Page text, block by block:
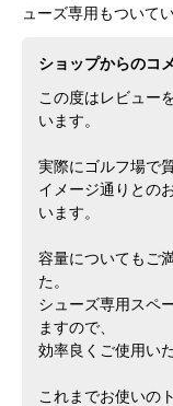
ューズ専用もついて
ショップからのコ
この度はレビュー
います。
実際にゴルフ場で
イメージ通りとの
います。
容量についてもご
た。
シューズ専用スペ
ますので、
効率良くご使用い
これまでお使いの